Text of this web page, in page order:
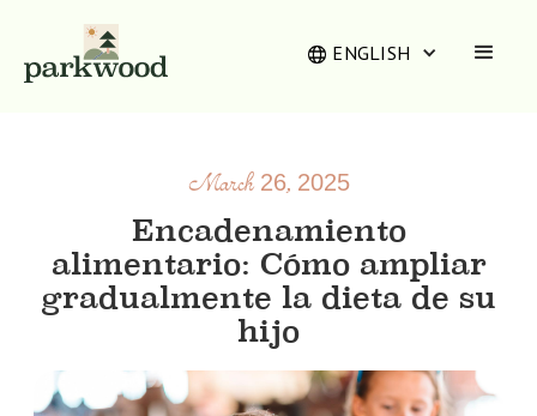
ENGLISH
March 26, 2025
Encadenamiento
alimentario: Cómo ampliar
gradualmente la dieta de su
hijo